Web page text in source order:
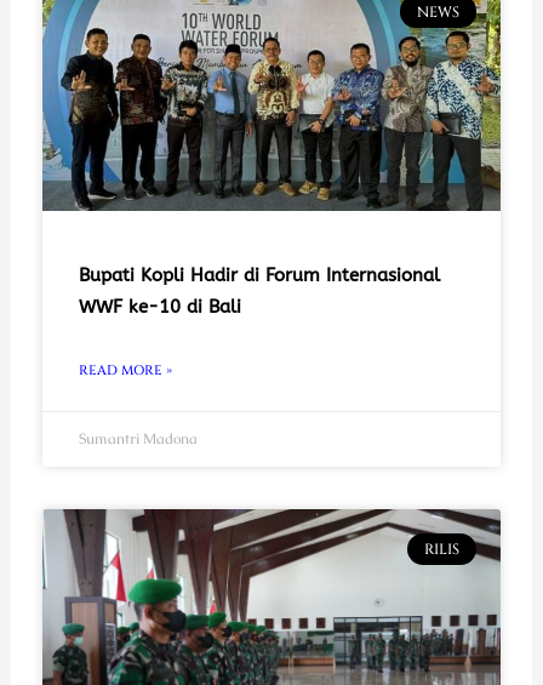
NEWS
Bupati Kopli Hadir di Forum Internasional
WWF ke-10 di Bali
READ MORE »
Sumantri Madona
RILIS